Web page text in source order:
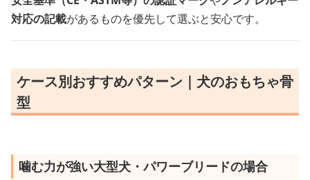
対応の記載があるものを優先して選ぶと安心です。
ケース別おすすめパターン｜犬のおもちゃ骨
型
噛む力が強い大型犬・パワーブリードの場合